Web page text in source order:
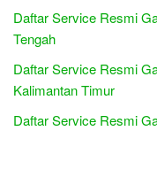
Daftar Service Resmi
Tengah
Daftar Service Resmi
Kalimantan Timur
Daftar Service Resmi